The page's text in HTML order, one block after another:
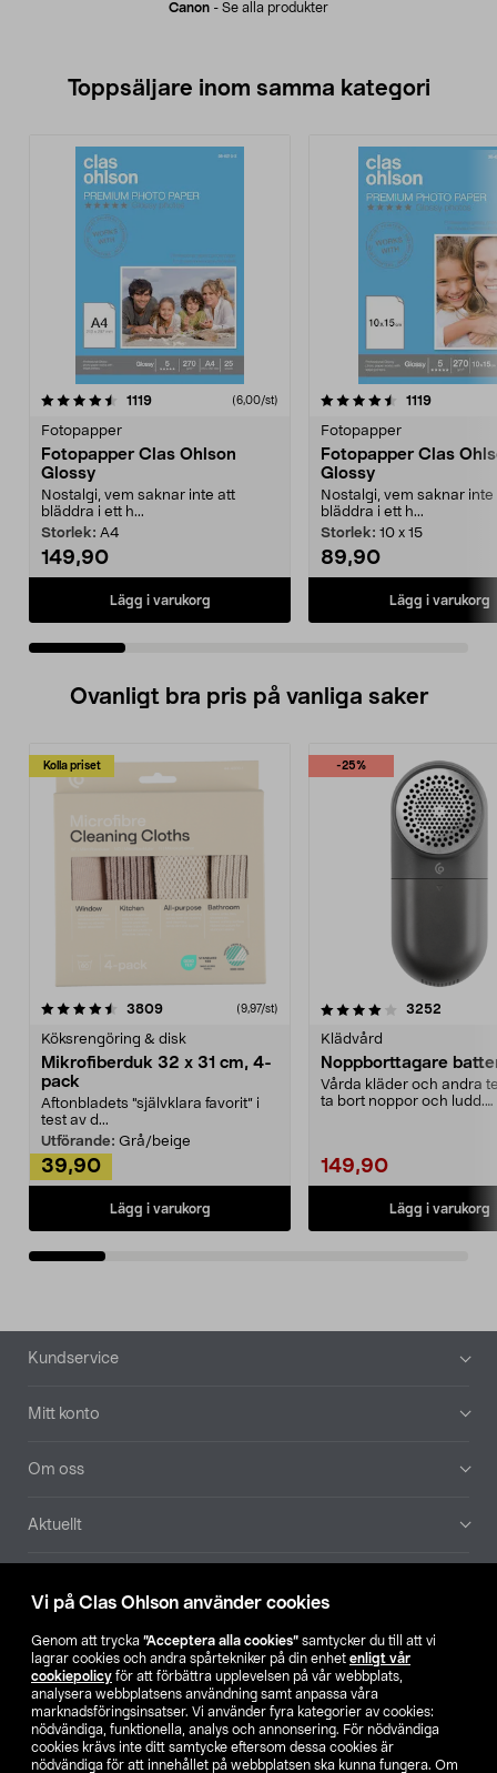
Vi på Clas Ohlson använder cookies
Genom att trycka ”Acceptera alla cookies” samtycker du till att vi
lagrar cookies och andra spårtekniker på din enhet enligt vår
cookiepolicy för att förbättra upplevelsen på vår webbplats,
analysera webbplatsens användning samt anpassa våra
marknadsföringsinsatser. Vi använder fyra kategorier av cookies:
nödvändiga, funktionella, analys och annonsering. För nödvändiga
cookies krävs inte ditt samtycke eftersom dessa cookies är
nödvändiga för att innehållet på webbplatsen ska kunna fungera. Om
Canon - Se alla produkter
Toppsäljare inom samma kategori
1119recensioner (6,00/st)
Fotopapper
Fotopapper Clas Ohlson
Glossy
Nostalgi, vem saknar inte att
bläddra i ett h...
Storlek: A4
149,90
Lägg i varukorg
4.5 av 5 stjärnor 1119
Fotopapper
Fotopapper Clas
Glossy
Nostalgi, vem saknar inte
bläddra i ett h...
Storlek: 10 x 15
89,90
Lägg i varukorg
4.0 av 5 stjärnor
Ovanligt bra pris på vanliga saker
Kolla priset
3809recensioner (9,97/st)
Köksrengöring & disk
Mikrofiberduk 32 x 31 cm, 4-
pack
Aftonbladets "självklara favorit” i
test av d...
Utförande: Grå/beige
39,90
Lägg i varukorg
-25%
4.0av 5 stjärnor 3252
Klädvård
Noppborttagare
Vårda kläder och andra
ta bort noppor och ludd.
149,90
Lägg i varukorg
4.5av 5 stjärnor
Sidfot
Kundservice
Mitt konto
Om oss
Aktuellt
Hitta butik
SE NO FI